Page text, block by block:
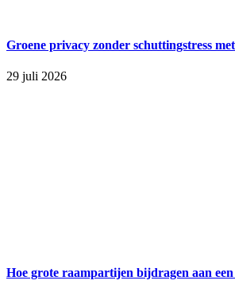
Groene privacy zonder schuttingstress
29 juli 2026
Hoe grote raampartijen bijdragen aan